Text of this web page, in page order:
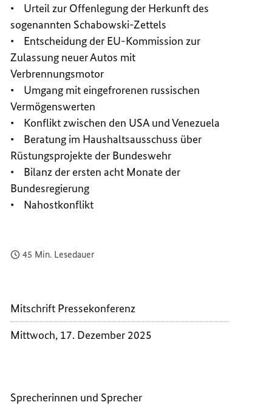
• Urteil zur Offenlegung der Herkunft des
sogenannten Schabowski-Zettels
• Entscheidung der EU-Kommission zur
Zulassung neuer Autos mit
Verbrennungsmotor
• Umgang mit eingefrorenen russischen
Vermögenswerten
• Konflikt zwischen den USA und Venezuela
• Beratung im Haushaltsausschuss über
Rüstungsprojekte der Bundeswehr
• Bilanz der ersten acht Monate der
Bundesregierung
• Nahostkonflikt
45 Min. Lesedauer
Mitschrift Pressekonferenz
Mittwoch, 17. Dezember 2025
Sprecherinnen und Sprecher